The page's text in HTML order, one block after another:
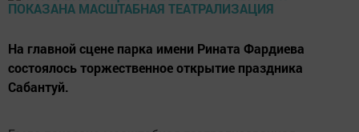
На главной сцене парка имени Рината Фардиева
состоялось торжественное открытие праздника
Сабантуй.